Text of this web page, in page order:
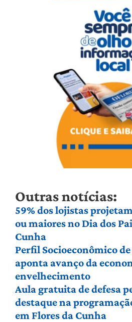
Outras notícias:
59% dos lojistas
ou maiores no Dia dos
Cunha
Perfil Socioeconômico
aponta avanço da
envelhecimento
Aula gratuita de defesa
destaque na
em Flores da Cunha